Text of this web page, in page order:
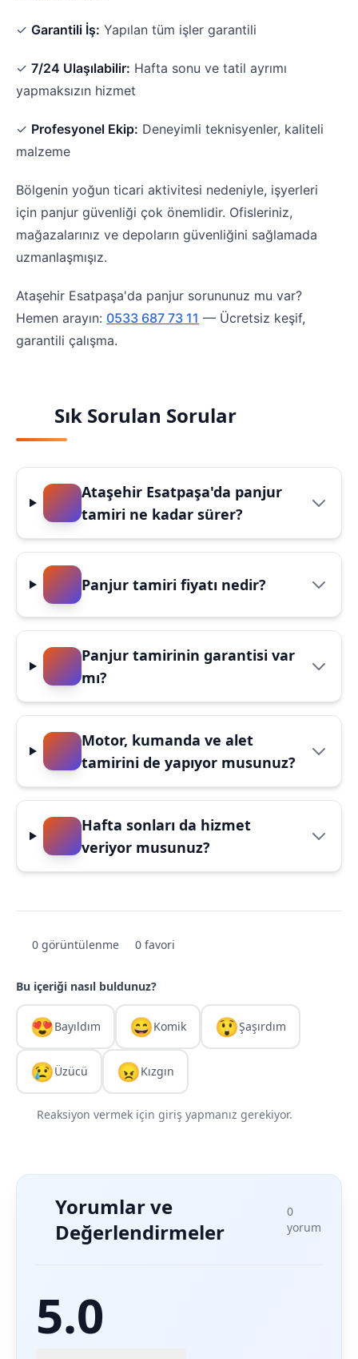
✓ Garantili İş: Yapılan tüm işler garantili
✓ 7/24 Ulaşılabilir: Hafta sonu ve tatil ayrımı
yapmaksızın hizmet
✓ Profesyonel Ekip: Deneyimli teknisyenler, kaliteli
malzeme
Bölgenin yoğun ticari aktivitesi nedeniyle, işyerleri
için panjur güvenliği çok önemlidir. Ofisleriniz,
mağazalarınız ve depoların güvenliğini sağlamada
uzmanlaşmışız.
Ataşehir Esatpaşa'da panjur sorununuz mu var?
Hemen arayın: 0533 687 73 11 — Ücretsiz keşif,
garantili çalışma.
Sık Sorulan Sorular
Ataşehir Esatpaşa'da panjur
tamiri ne kadar sürer?
Panjur tamiri fiyatı nedir?
Panjur tamirinin garantisi var
mı?
Motor, kumanda ve alet
tamirini de yapıyor musunuz?
Hafta sonları da hizmet
veriyor musunuz?
0 görüntülenme 0 favori
Bu içeriği nasıl buldunuz?
😍Bayıldım 😄Komik 😲Şaşırdım
😢Üzücü 😠Kızgın
Reaksiyon vermek için giriş yapmanız gerekiyor.
Yorumlar ve
Değerlendirmeler
0
yorum
5.0